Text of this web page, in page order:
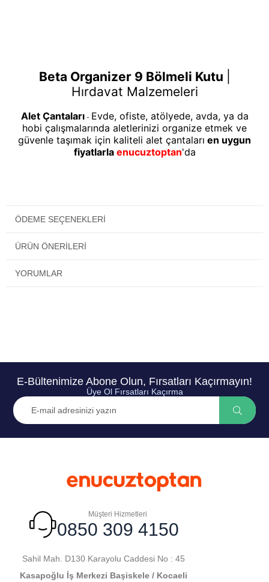
Beta Organizer 9 Bölmeli Kutu
Hırdavat Malzemeleri
Alet Çantaları - Evde, ofiste, atölyede, avda, ya da
hobi çalışmalarında aletlerinizi organize etmek ve
güvenle taşımak için kaliteli alet çantaları en uygun
fiyatlarla enucuztoptan'da
ÖDEME SEÇENEKLERI
ÜRÜN ÖNERILERI
YORUMLAR
E-Bültenimize Abone Olun, Fırsatları Kaçırmayın!
Üye Ol Fırsatları Kaçırma
Müşteri Hizmetleri
0850 309 4150
Sahil Mah. D130 Karayolu Caddesi No : 45
Kasapoğlu İş Merkezi Başiskele / Kocaeli